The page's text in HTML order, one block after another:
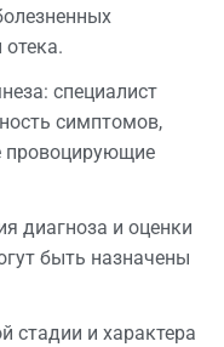
специалист
симптомов,
провоцирующие
диагноза и оценки
быть назначены
стадии и характера